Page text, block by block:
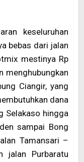
keseluruhan
bebas dari jalan
mestinya Rp
menghubungkan
Ciangir, yang
dana
Selakaso hingga
sampai Bong
Tamansari –
jalan Purbaratu